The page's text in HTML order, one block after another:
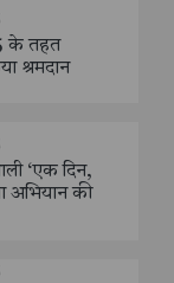
के तहत
श्रमदान
‘एक दिन,
अभियान की